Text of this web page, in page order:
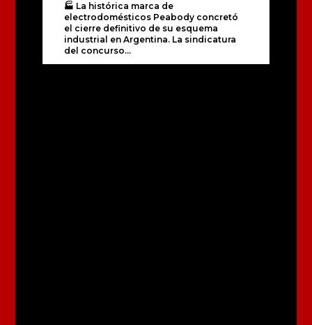
🏭 La histórica marca de
electrodomésticos Peabody concretó
el cierre definitivo de su esquema
industrial en Argentina. La sindicatura
del concurso...